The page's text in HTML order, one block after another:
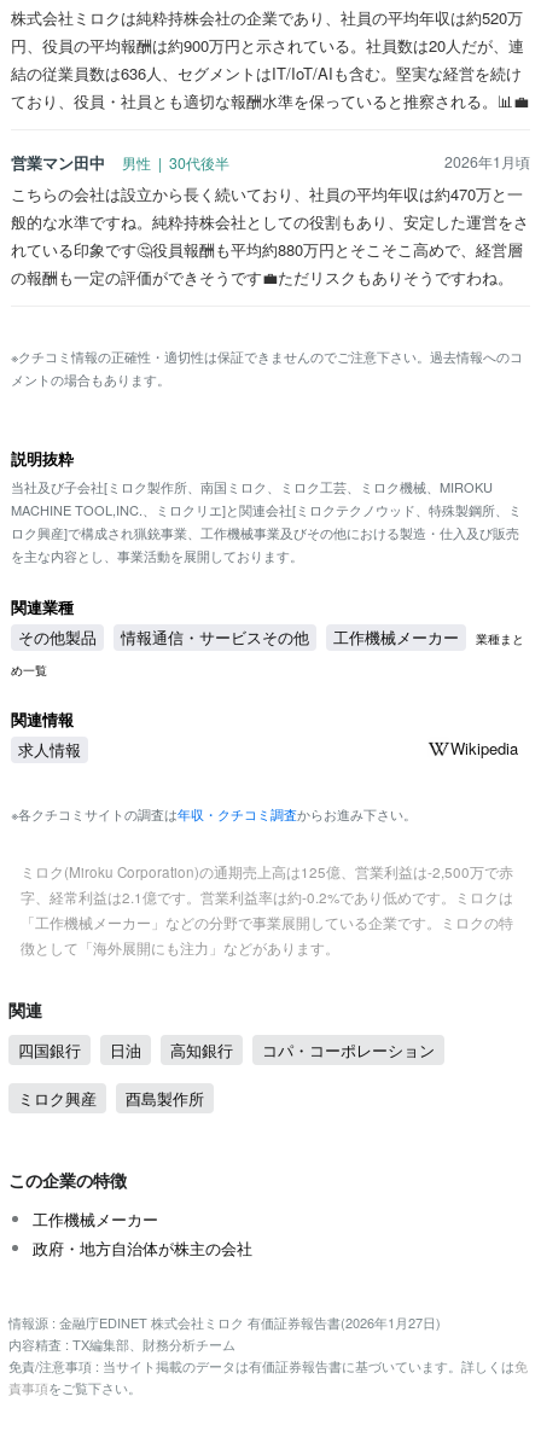
株式会社ミロクは純粋持株会社の企業であり、社員の平均年収は約520万
円、役員の平均報酬は約900万円と示されている。社員数は20人だが、連
結の従業員数は636人、セグメントはIT/IoT/AIも含む。堅実な経営を続け
ており、役員・社員とも適切な報酬水準を保っていると推察される。📊💼
営業マン田中 男性 | 30代後半 2026年1月頃
こちらの会社は設立から長く続いており、社員の平均年収は約470万と一
般的な水準ですね。純粋持株会社としての役割もあり、安定した運営をさ
れている印象です🤔役員報酬も平均約880万円とそこそこ高めで、経営層
の報酬も一定の評価ができそうです💼ただリスクもありそうですわね。
※クチコミ情報の正確性・適切性は保証できませんのでご注意下さい。過去情報へのコ
メントの場合もあります。
説明抜粋
当社及び子会社[ミロク製作所、南国ミロク、ミロク工芸、ミロク機械、MIROKU
MACHINE TOOL,INC.、ミロクリエ]と関連会社[ミロクテクノウッド、特殊製鋼所、ミ
ロク興産]で構成され猟銃事業、工作機械事業及びその他における製造・仕入及び販売
を主な内容とし、事業活動を展開しております。
関連業種
その他製品
情報通信・サービスその他 工作機械メーカー
業種まと
め一覧
関連情報
求人情報
Wikipedia
※各クチコミサイトの調査は年収・クチコミ調査からお進み下さい。
ミロク(Miroku Corporation)の通期売上高は125億、営業利益は-2,500万で赤
字、経常利益は2.1億です。営業利益率は約-0.2%であり低めです。ミロクは
「工作機械メーカー」などの分野で事業展開している企業です。ミロクの特
徴として「海外展開にも注力」などがあります。
関連
四国銀行 日油 高知銀行 コパ・コーポレーション
ミロク興産 酉島製作所
この企業の特徴
工作機械メーカー
政府・地方自治体が株主の会社
情報源 : 金融庁EDINET 株式会社ミロク 有価証券報告書(2026年1月27日)
内容精査 : TX編集部、財務分析チーム
免責/注意事項 : 当サイト掲載のデータは有価証券報告書に基づいています。詳しくは免
責事項をご覧下さい。